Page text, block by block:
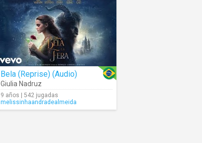
Bela (Reprise) (Audio)
Giulia Nadruz
9 años | 542 jugadas
melissinhaandradealmeida